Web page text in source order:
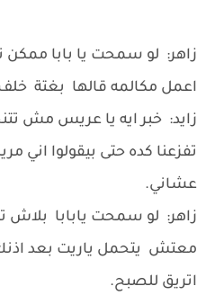
زاهر: لو سمحت يا بابا
اعمل مكالمه قالها بغتة خلف
زايد: خبر ايه يا عريس مش
تفزعنا كده حتى بيقولوا
عشاني.
زاهر: لو سمحت يابابا بلاش
معتش يتحمل ياريت بعد
اتريق للصبح.